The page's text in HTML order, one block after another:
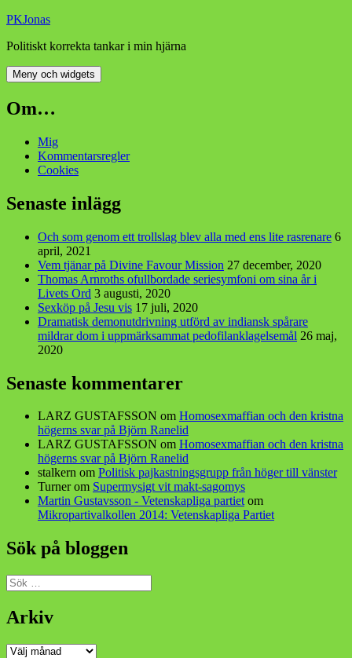
Hoppa
innehåll
PKJonas
Politiskt korrekta tankar i min hjärna
Meny och widgets
Om…
Mig
Kommentarsregler
Cookies
Senaste inlägg
Och som genom ett trollslag blev alla med ens lite rasrenare 6
april, 2021
Vem tjänar på Divine Favour Mission 27 december, 2020
Thomas Arnroths ofullbordade seriesymfoni om sina år i
Livets Ord 3 augusti, 2020
Sexköp på Jesu vis 17 juli, 2020
Dramatisk demonutdrivning utförd av indiansk spårare
mildrar dom i uppmärksammat pedofilanklagelsemål 26 maj,
2020
Senaste kommentarer
LARZ GUSTAFSSON om Homosexmaffian och den kristna
högerns svar på Björn Ranelid
LARZ GUSTAFSSON om Homosexmaffian och den kristna
högerns svar på Björn Ranelid
stalkern om Politisk pajkastningsgrupp från höger till vänster
Turnerom Supermysigt vit makt-sagomys
Martin Gustavsson - Vetenskapliga partietom
Mikropartivalkollen 2014: Vetenskapliga Partiet
Sök på bloggen
Sök
efter:
Arkiv
Arkiv